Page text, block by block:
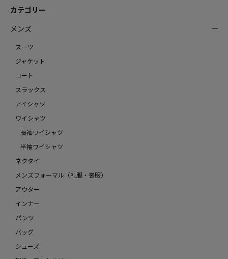
カテゴリー
メンズ
スーツ
ジャケット
コート
スラックス
アイシャツ
ワイシャツ
長袖ワイシャツ
半袖ワイシャツ
ネクタイ
メンズフォーマル（礼服・喪服）
アウター
インナー
パンツ
バッグ
シューズ